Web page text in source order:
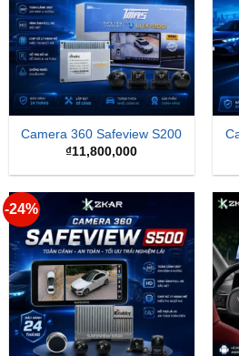
Camera 360 Safeview S200
₫11,800,000
-24%